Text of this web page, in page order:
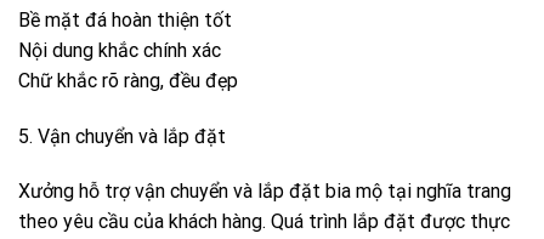
Bề mặt đá hoàn thiện tốt
Nội dung khắc chính xác
Chữ khắc rõ ràng, đều đẹp
5. Vận chuyển và lắp đặt
Xưởng hỗ trợ vận chuyển và lắp đặt bia mộ tại nghĩa trang
theo yêu cầu của khách hàng. Quá trình lắp đặt được thực